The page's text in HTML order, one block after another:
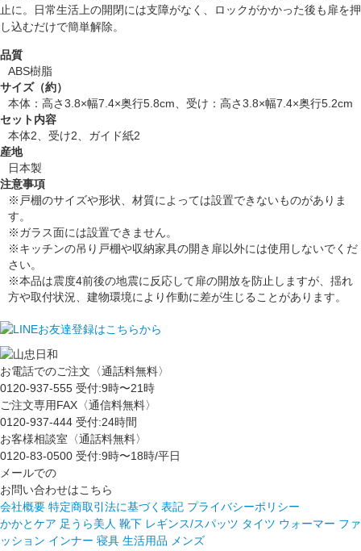
止に。日常生活上の開閉には支障がなく、ロックがかかった後も扉を押
し込むだけで簡単解除。
品質
ABS樹脂
サイズ（約）
本体：高さ3.8×幅7.4×奥行5.8cm、受け：高さ3.8×幅7.4×奥行5.2cm
セット内容
本体2、受け2、ガイド紙2
産地
日本製
注意事項
※戸棚のサイズや形状、材質によっては設置できないものがありま
す。
※ガラス面には設置できません。
※キッチンの吊り戸棚や収納家具の開き扉以外には使用しないでくだ
さい。
※本品は震度4前後の地震に反応して扉の開放を防止しますが、揺れ
方や取付状況、建物環境により作動に差が生じることがあります。
お電話でのご注文〈通話料無料〉
0120-937-555 受付:9時〜21時
ご注文専用FAX〈通信料無料〉
0120-937-444 受付:24時間
お客様相談室〈通話料無料〉
0120-83-0500 受付:9時〜18時/平日
メールでの
お問い合わせはこちら
会社概要 特定商取引法に基づく表記 プライバシーポリシー
かかとケア 足うら美人 靴下 レギンス/スパッツ タイツ ウォーマー ファ
ッション インナー 寝具 生活用品 メンズ